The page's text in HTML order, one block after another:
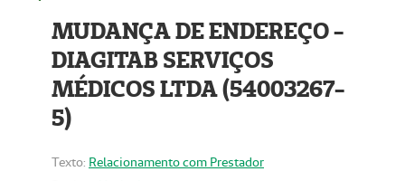
MUDANÇA DE ENDEREÇO -
DIAGITAB SERVIÇOS
MÉDICOS LTDA (54003267-
5)
Texto: Relacionamento com Prestador